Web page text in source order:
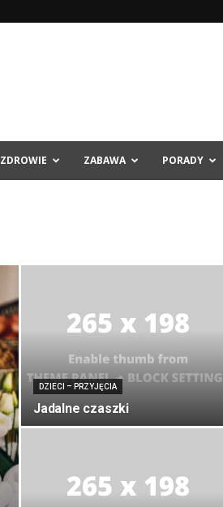
ZDROWIE ZABAWA PORADY
DZIECI – PRZYJĘCIA
Jadalne czaszki